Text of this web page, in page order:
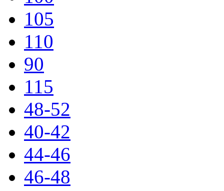
105
110
90
115
48-52
40-42
44-46
46-48